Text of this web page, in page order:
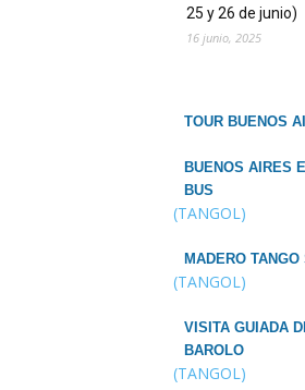
25 y 26 de junio)
16 junio, 2025
TOUR BUENOS
BUENOS AIRES
BUS
(TANGOL)
MADERO
(TANGOL)
VISITA GUIADA
BAROLO
(TANGOL)